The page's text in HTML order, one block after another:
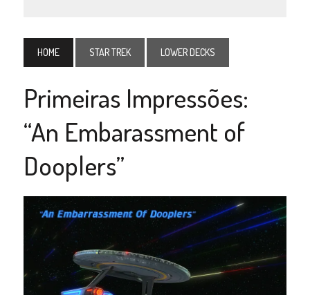
HOME STAR TREK LOWER DECKS
Primeiras Impressões:
“An Embarassment of
Dooplers”